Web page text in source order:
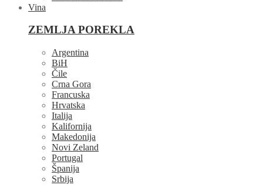
Vina
ZEMLJA POREKLA
Argentina
BiH
Čile
Crna Gora
Francuska
Hrvatska
Italija
Kalifornija
Makedonija
Novi Zeland
Portugal
Španija
Srbija